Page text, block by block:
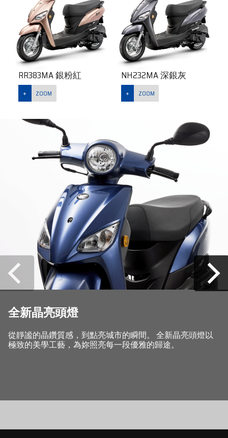
RR383MA 銀粉紅 NH232MA 深銀灰
全新晶亮頭燈
從靜謐的晶鑽質感，到點亮城市的瞬間。 全新晶亮頭燈以
極致的美學工藝，為妳照亮每一段優雅的歸途。